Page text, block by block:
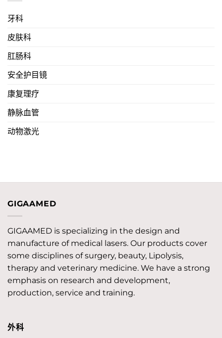
牙科
皮肤科
肛肠科
安全护目镜
康复理疗
静脉血管
动物激光
GIGAAMED
GIGAAMED is specializing in the design and
manufacture of medical lasers. Our products cover
some disciplines of surgery, beauty, Lipolysis,
therapy and veterinary medicine. We have a strong
emphasis on research and development,
production, service and training.
外科